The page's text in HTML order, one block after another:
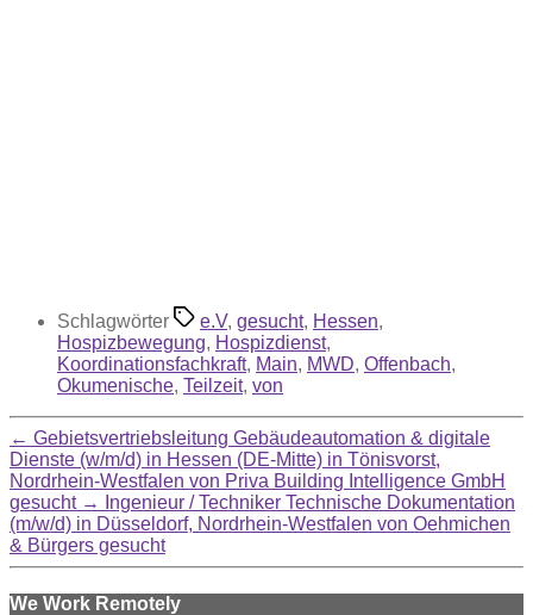
Schlagwörter e.V, gesucht, Hessen,
Hospizbewegung, Hospizdienst,
Koordinationsfachkraft, Main, MWD, Offenbach,
Okumenische, Teilzeit, von
← Gebietsvertriebsleitung Gebäudeautomation & digitale
Dienste (w/m/d) in Hessen (DE-Mitte) in Tönisvorst,
Nordrhein-Westfalen von Priva Building Intelligence GmbH
gesucht →
Ingenieur / Techniker Technische Dokumentation
(m/w/d) in Düsseldorf, Nordrhein-Westfalen von Oehmichen
& Bürgers gesucht
We Work Remotely